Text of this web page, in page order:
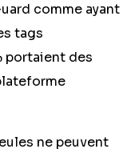
comme ayant
tags
portaient des
ne peuvent